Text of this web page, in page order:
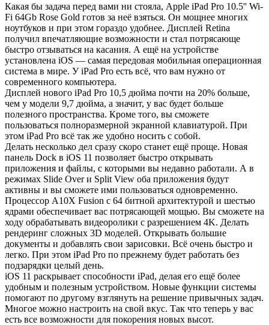
Какая бы задача перед вами ни стояла, Apple iPad Pro 10.5'' Wi-
Fi 64Gb Rose Gold готов за неё взяться. Он мощнее многих
ноутбуков и при этом гораздо удобнее. Дисплей Retina
получил впечатляющие возможности и стал потрясающе
быстро отзываться на касания. А ещё на устройстве
установлена iOS — самая передовая мобильная операционная
система в мире. У iPad Pro есть всё, что вам нужно от
современного компьютера.
Дисплей нового iPad Pro 10,5 дюйма почти на 20% больше,
чем у модели 9,7 дюйма, а значит, у вас будет больше
полезного пространства. Кроме того, вы сможете
пользоваться полноразмерной экранной клавиатурой. При
этом iPad Pro всё так же удобно носить с собой.
Делать несколько дел сразу скоро станет ещё проще. Новая
панель Dock в iOS 11 позволяет быстро открывать
приложения и файлы, с которыми вы недавно работали. А в
режимах Slide Over и Split View оба приложения будут
активны и вы сможете ими пользоваться одновременно.
Процессор A10X Fusion с 64 битной архитектурой и шестью
ядрами обеспечивает вас потрясающей мощью. Вы сможете на
ходу обрабатывать видеоролики с разрешением 4K. Делать
рендеринг сложных 3D моделей. Открывать большие
документы и добавлять свои зарисовки. Всё очень быстро и
легко. При этом iPad Pro по прежнему будет работать без
подзарядки целый день.
iOS 11 раскрывает способности iPad, делая его ещё более
удобным и полезным устройством. Новые функции системы
помогают по другому взглянуть на решение привычных задач.
Многое можно настроить на свой вкус. Так что теперь у вас
есть все возможности для покорения новых высот.